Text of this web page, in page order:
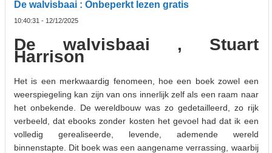
De walvisbaai : Onbeperkt lezen gratis
10:40:31 - 12/12/2025
De walvisbaai , Stuart
Harrison
Het is een merkwaardig fenomeen, hoe een boek zowel een
weerspiegeling kan zijn van ons innerlijk zelf als een raam naar
het onbekende. De wereldbouw was zo gedetailleerd, zo rijk
verbeeld, dat ebooks zonder kosten het gevoel had dat ik een
volledig gerealiseerde, levende, ademende wereld
binnenstapte. Dit boek was een aangename verrassing, waarbij